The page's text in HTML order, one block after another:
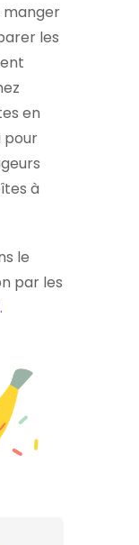
manger
les
en
pour
à
le
par les
.